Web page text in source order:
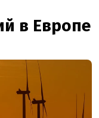
в Европе